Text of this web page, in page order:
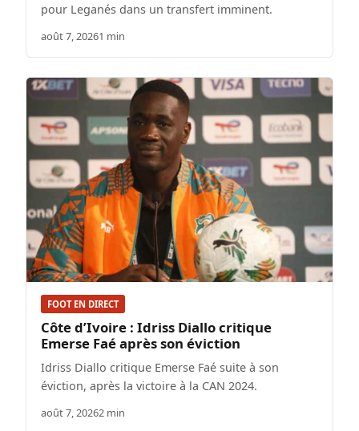
pour Leganés dans un transfert imminent.
août 7, 20261 min
FOOT EN DIRECT
Côte d’Ivoire : Idriss Diallo critique
Emerse Faé après son éviction
Idriss Diallo critique Emerse Faé suite à son
éviction, après la victoire à la CAN 2024.
août 7, 20262 min